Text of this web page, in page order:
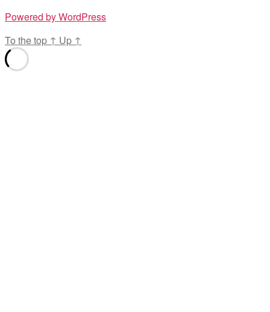
Powered by WordPress
To the top ↑ Up ↑